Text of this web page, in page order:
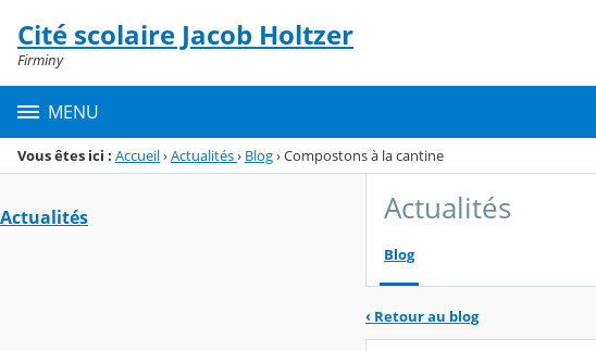
Menu de la rubrique
Contenu
Cité scolaire Jacob Holtzer
Firminy
MENU
Vous êtes ici : Accueil›Actualités› Blog›Compostons à la cantine
Actualités Actualités
Blog
‹ Retour au blog